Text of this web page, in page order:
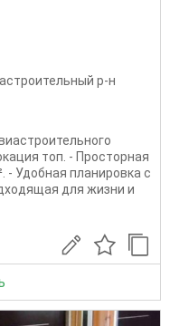
р-н
топ. - Просторная
- Удобная планировка с
для жизни и